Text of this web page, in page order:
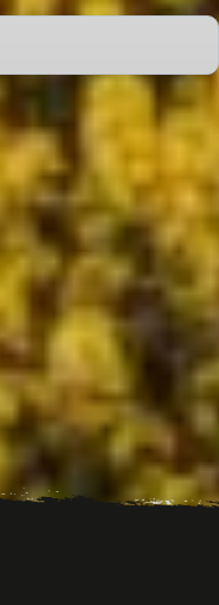
du Pré
chez Swann"
découvrez le